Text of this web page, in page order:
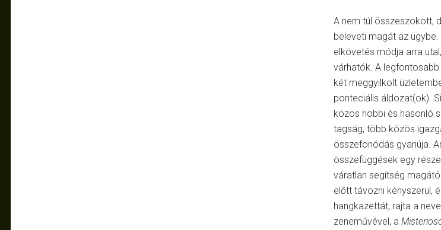
A nem túl összeszokott,
beleveti magát az
elkövetés módja arra
várhatók. A
két meggyilkolt
ponteciális áldozat(ok).
közös hobbi és hasonló
tagság, több közös
összefonódás gyanúja.
összefüggések egy
váratlan segítség
előtt távozni kényszerül,
hangkazettát, rajta a
zeneművével, a